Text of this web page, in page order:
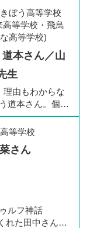
ながら夢に近づ
を決意しまし
川先生に、通信
について語って
々の何気ない会
の温かな信頼関
ぼう高等学校
高等学校・飛鳥
高等学校)
本さん／山
生
理由もわからな
道本さん。個別
手に、飛鳥未来
入を選びまし
ら、オープン
ト役「キャス
颯斗先生ととも
自分らしく過ご
。
等学校
さん
ルフ神話
れた田中さん